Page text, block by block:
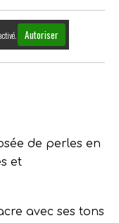
Autoriser
de perles en
et
avec ses tons